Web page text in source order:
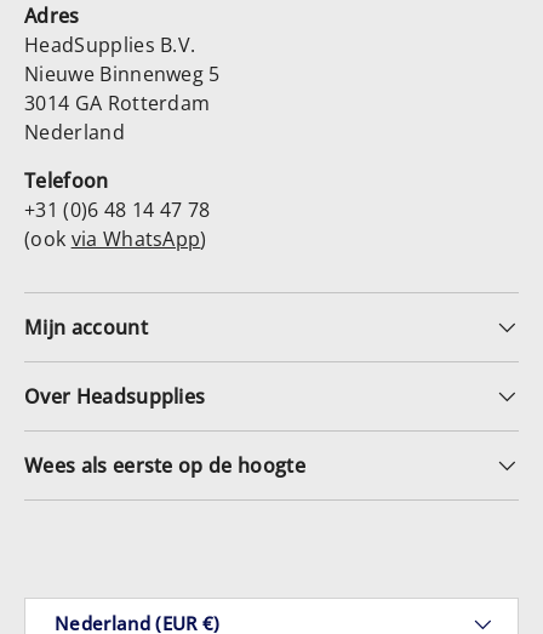
Adres
HeadSupplies B.V.
Nieuwe Binnenweg 5
3014 GA Rotterdam
Nederland
Telefoon
+31 (0)6 48 14 47 78
(ook via WhatsApp)
Mijn account
Over Headsupplies
Wees als eerste op de hoogte
Land/Regio
Nederland (EUR €)